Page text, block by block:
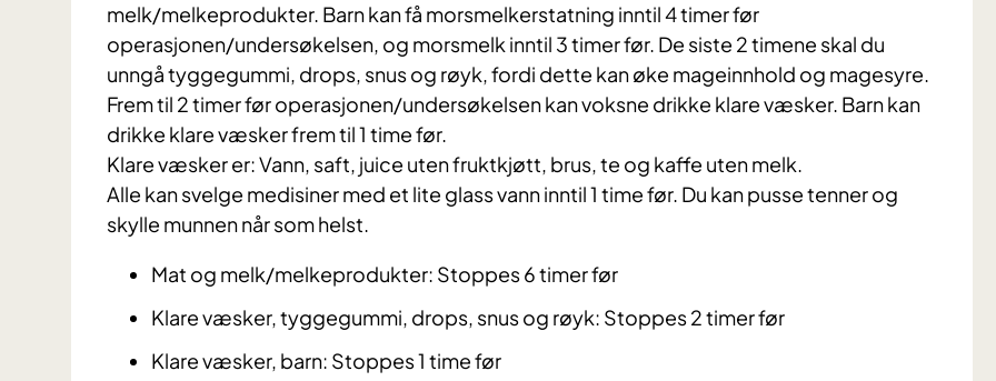
melk/melkeprodukter. Barn kan få morsmelkerstatning inntil 4 timer før
operasjonen/undersøkelsen, og morsmelk inntil 3 timer før. De siste 2 timene skal du
unngå tyggegummi, drops, snus og røyk, fordi dette kan øke mageinnhold og magesyre.
Frem til 2 timer før operasjonen/undersøkelsen kan voksne drikke klare væsker. Barn kan
drikke klare væsker frem til 1 time før.
Klare væsker er: Vann, saft, juice uten fruktkjøtt, brus, te og kaffe uten melk.
Alle kan svelge medisiner med et lite glass vann inntil 1 time før. Du kan pusse tenner og
skylle munnen når som helst.
Mat og melk/melkeprodukter: Stoppes 6 timer før
Klare væsker, tyggegummi, drops, snus og røyk: Stoppes 2 timer før
Klare væsker, barn: Stoppes 1 time før